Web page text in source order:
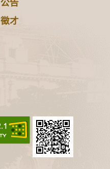
公告
徵才